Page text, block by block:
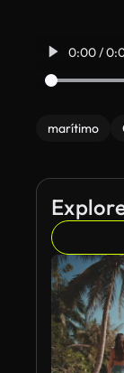
0:00 /
marítimo